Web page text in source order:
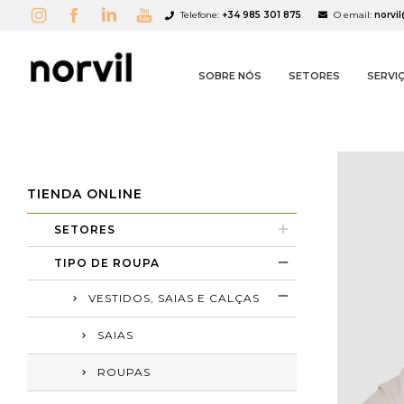
Telefone: +34 985 301 875 O email:
SOBRE NÓS SETORES
TIENDA ONLINE
SETORES
TIPO DE ROUPA
VESTIDOS, SAIAS E CALÇAS
SAIAS
ROUPAS